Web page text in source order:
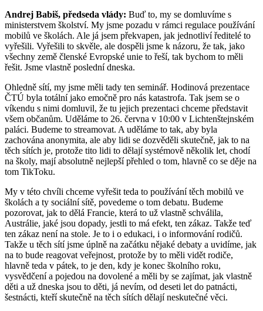
Andrej Babiš, předseda vlády: Buď to, my se domluvíme s
ministerstvem školství. My jsme pozadu v rámci regulace používání
mobilů ve školách. Ale já jsem překvapen, jak jednotliví ředitelé to
vyřešili. Vyřešili to skvěle, ale dospěli jsme k názoru, že tak, jako
všechny země členské Evropské unie to řeší, tak bychom to měli
řešit. Jsme vlastně poslední dneska.
Ohledně sítí, my jsme měli tady ten seminář. Hodinová prezentace
ČTÚ byla totální jako emočně pro nás katastrofa. Tak jsem se o
víkendu s nimi domluvil, že tu jejich prezentaci chceme představit
všem občanům. Uděláme to 26. června v 10:00 v Lichtenštejnském
paláci. Budeme to streamovat. A uděláme to tak, aby byla
zachována anonymita, ale aby lidi se dozvěděli skutečně, jak to na
těch sítích je, protože tito lidi to dělají systémově několik let, chodí
na školy, mají absolutně nejlepší přehled o tom, hlavně co se děje na
tom TikToku.
My v této chvíli chceme vyřešit teda to používání těch mobilů ve
školách a ty sociální sítě, povedeme o tom debatu. Budeme
pozorovat, jak to dělá Francie, která to už vlastně schválila,
Austrálie, jaké jsou dopady, jestli to má efekt, ten zákaz. Takže teď
ten zákaz není na stole. Je to i o edukaci, i o informování rodičů.
Takže u těch sítí jsme úplně na začátku nějaké debaty a uvidíme, jak
na to bude reagovat veřejnost, protože by to měli vidět rodiče,
hlavně teda v pátek, to je den, kdy je konec školního roku,
vysvědčení a pojedou na dovolené a měli by se zajímat, jak vlastně
děti a už dneska jsou to děti, já nevím, od deseti let do patnácti,
šestnácti, kteří skutečně na těch sítích dělají neskutečné věci.